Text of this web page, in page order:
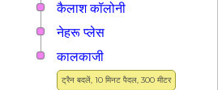
कैलाश कॉलोनी
नेहरू प्लेस
ट्रैन बदलें, 10 मिनट पैदल, 300 मीटर
कालकाजी